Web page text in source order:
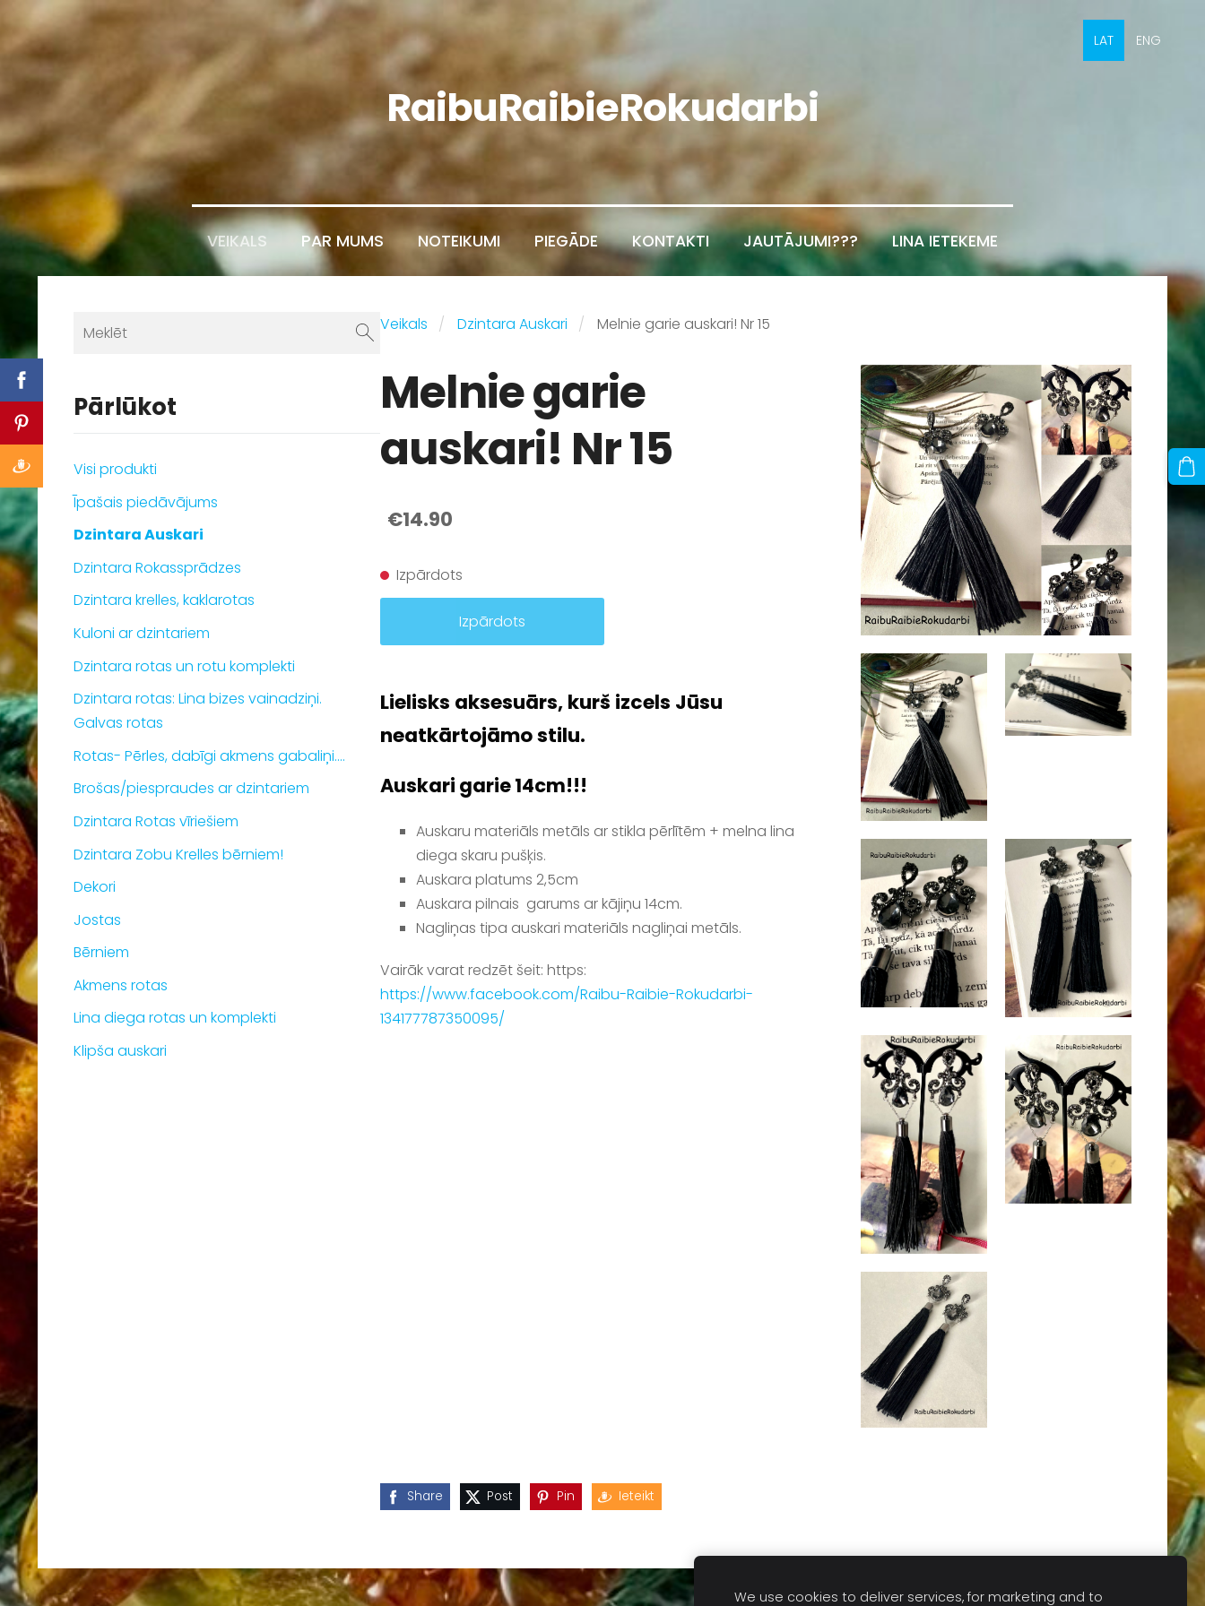
LAT ENG
RaibuRaibieRokudarbi
VEIKALS PAR MUMS NOTEIKUMI PIEGĀDE KONTAKTI JAUTĀJUMI??? LINA IETEKEME
Pārlūkot
Visi produkti
Īpašais piedāvājums
Dzintara Auskari
Dzintara Rokassprādzes
Dzintara krelles, kaklarotas
Kuloni ar dzintariem
Dzintara rotas un rotu komplekti
Dzintara rotas: Lina bizes vainadziņi.
Galvas rotas
Rotas- Pērles, dabīgi akmens gabaliņi....
Brošas/piespraudes ar dzintariem
Dzintara Rotas vīriešiem
Dzintara Zobu Krelles bērniem!
Dekori
Jostas
Bērniem
Akmens rotas
Lina diega rotas un komplekti
Klipša auskari
Veikals Dzintara Auskari Melnie garie auskari! Nr 15
Melnie garie
auskari! Nr 15
€14.90
Izpārdots
Izpārdots
Lielisks aksesuārs, kurš izcels Jūsu
neatkārtojāmo stilu.
Auskari garie 14cm!!!
Auskaru materiāls metāls ar stikla pērlītēm + melna lina
diega skaru pušķis.
Auskara platums 2,5cm
Auskara pilnais garums ar kājiņu 14cm.
Nagliņas tipa auskari materiāls nagliņai metāls.
Vairāk varat redzēt šeit: https:
https://www.facebook.com/Raibu-Raibie-Rokudarbi-
134177787350095/
Share Post Pin Ieteikt
We use cookies to deliver services, for marketing and to